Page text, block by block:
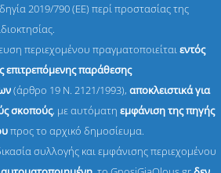
2019/790 (ΕΕ) περί προστασίας της
περιεχομένου πραγματοποιείταιεντός
επιτρεπόμενης παράθεσης
(άρθρο 19 Ν. 2121/1993), αποκλειστικά για
σκοπούς, με αυτόματηεμφάνιση της πηγής
προς το αρχικό δημοσίευμα.
συλλογής και εμφάνισης περιεχομένου